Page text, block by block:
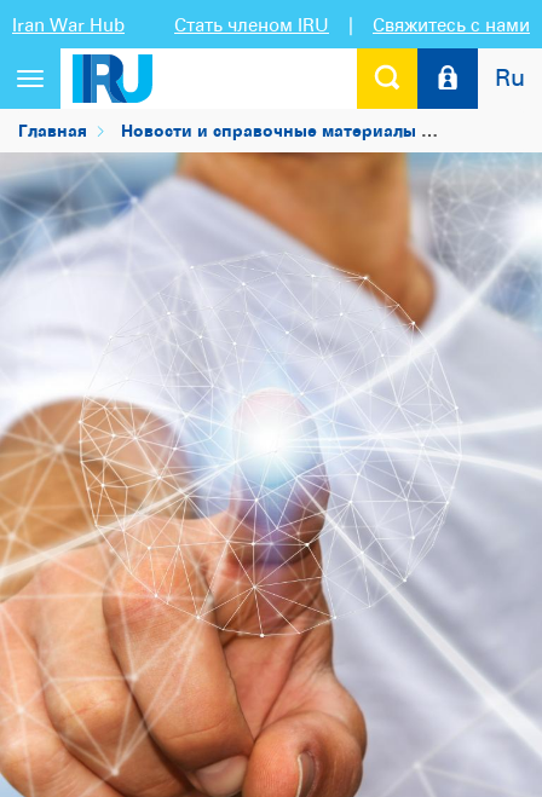
Iran War Hub Стать членом IRU | Свяжитесь с нами
Переключить
навигацию
Ru
Главная Новости и справочные материалы